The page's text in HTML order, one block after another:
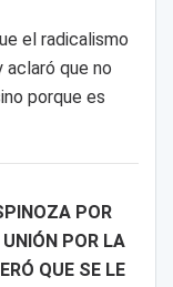
el radicalismo
aclaró que no
porque es
POR
POR LA
QUE SE LE